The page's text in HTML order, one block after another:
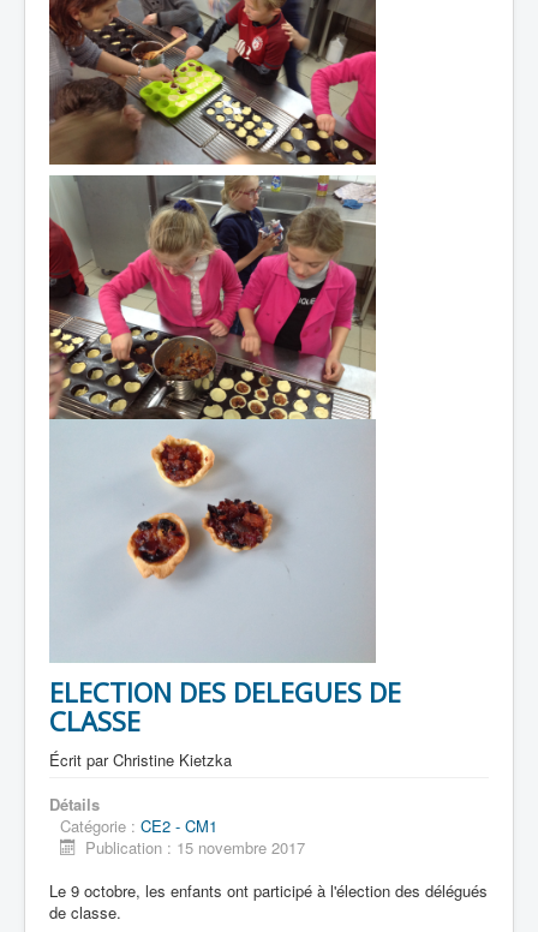
ELECTION DES DELEGUES DE
CLASSE
Écrit parChristine Kietzka
Détails
Catégorie : CE2 - CM1
Publication : 15 novembre 2017
Le 9 octobre, les enfants ont participé à l'élection des délégués
de classe.